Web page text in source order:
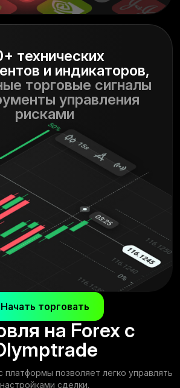
технических
и индикаторов,
торговые сигналы
управления
рисками
Начать торговать
на Forex с
позволяет легко управлять
настройками сделки.